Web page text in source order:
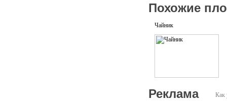
Похожие
Чайник
Как
Реклама